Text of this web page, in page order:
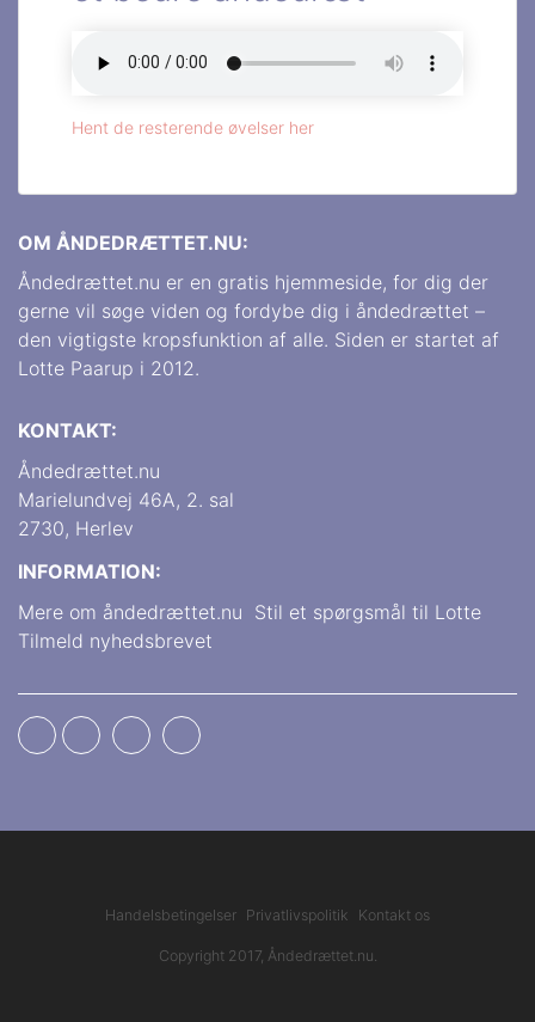
Hent de resterende øvelser her
OM ÅNDEDRÆTTET.NU:
Åndedrættet.nu er en gratis hjemmeside, for dig der
gerne vil søge viden og fordybe dig i åndedrættet –
den vigtigste kropsfunktion af alle. Siden er startet af
Lotte Paarup i 2012.
KONTAKT:
Åndedrættet.nu
Marielundvej 46A, 2. sal
2730, Herlev
INFORMATION:
Mere om åndedrættet.nu Stil et spørgsmål til Lotte
Tilmeld nyhedsbrevet
Handelsbetingelser Privatlivspolitik Kontakt os
Copyright 2017, Åndedrættet.nu.